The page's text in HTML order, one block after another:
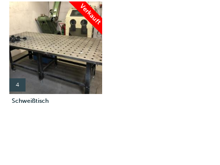
Verkauft
4
Schweißtisch